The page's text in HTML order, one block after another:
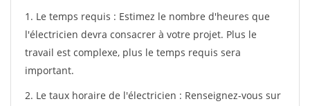
1. Le temps requis : Estimez le nombre d'heures que
l'électricien devra consacrer à votre projet. Plus le
travail est complexe, plus le temps requis sera
important.
2. Le taux horaire de l'électricien : Renseignez-vous sur